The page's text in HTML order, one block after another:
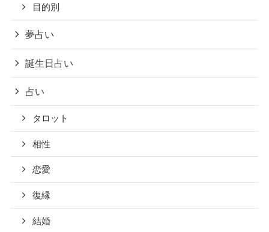
目的別
夢占い
誕生日占い
占い
タロット
相性
恋愛
復縁
結婚